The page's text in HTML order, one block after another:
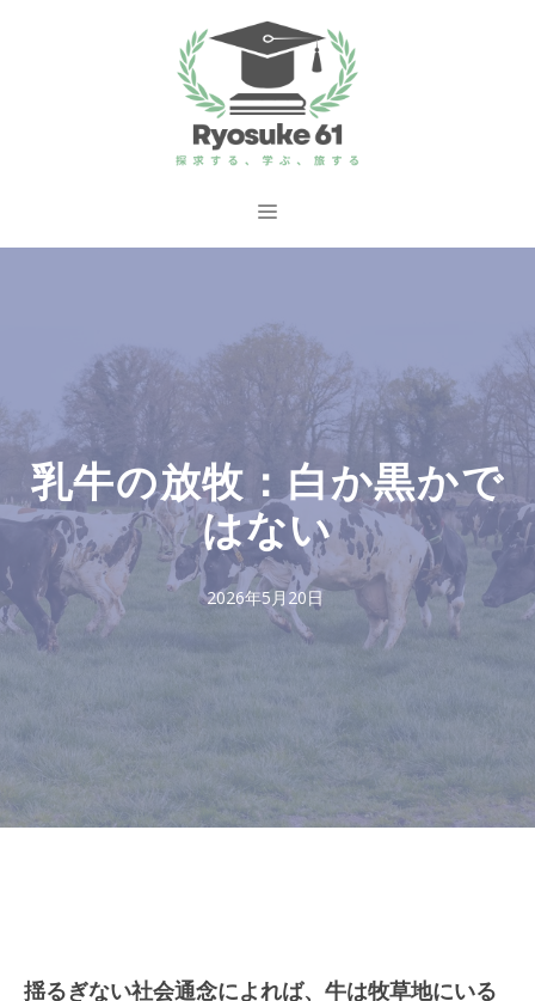
ス
メ
乳牛の放牧：白か黒かで
はない
2026年5月20日
揺るぎない社会通念によれば、牛は牧草地にいる